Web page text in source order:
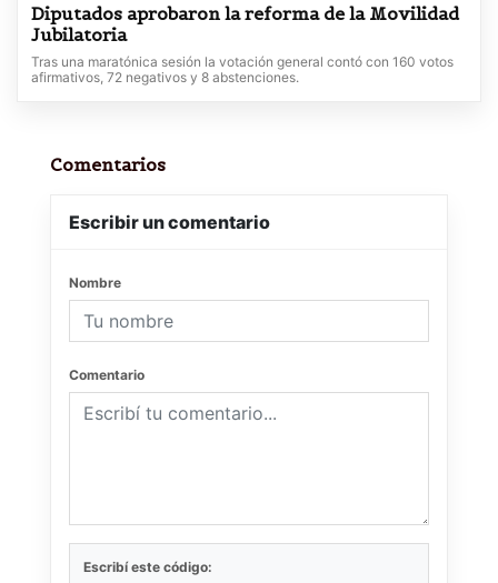
Diputados aprobaron la reforma de la Movilidad
Jubilatoria
Tras una maratónica sesión la votación general contó con 160 votos
afirmativos, 72 negativos y 8 abstenciones.
Comentarios
Escribir un comentario
Nombre
Comentario
Escribí este código: